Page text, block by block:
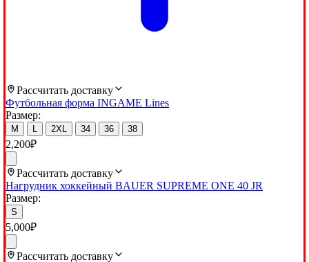
Рассчитать доставку
Футбольная форма INGAME Lines
Размер:
M L 2XL 34 36 38
2,200₽
Рассчитать доставку
Нагрудник хоккейный BAUER SUPREME ONE 40 JR
Размер:
S
5,000₽
Рассчитать доставку